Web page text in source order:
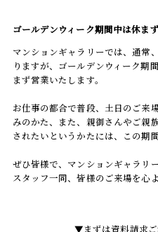
ゴールデンウィーク期間中は休ま
マンションギャラリーでは、通常
りますが、ゴールデンウィーク期
まず営業いたします。
お仕事の都合で普段、土日のご来
みのかた、また、親御さんやご親
されたいというかたには、この期
ぜひ皆様で、マンションギャラリ
スタッフ一同、皆様のご来場を心
▼まずは資料請求